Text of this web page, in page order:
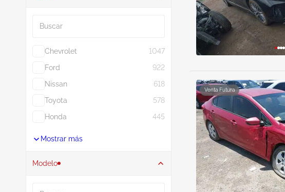
Chevrolet
1047
Ford
922
Nissan
618
Toyota
578
Honda
445
Mostrar más
Modelo
Venta Futura